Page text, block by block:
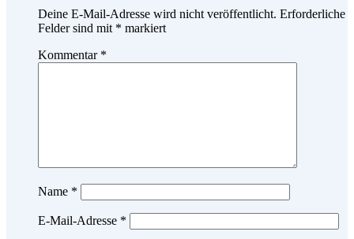
Deine E-Mail-Adresse wird nicht veröffentlicht. Erforderliche
Felder sind mit * markiert
Kommentar *
Name *
E-Mail-Adresse *